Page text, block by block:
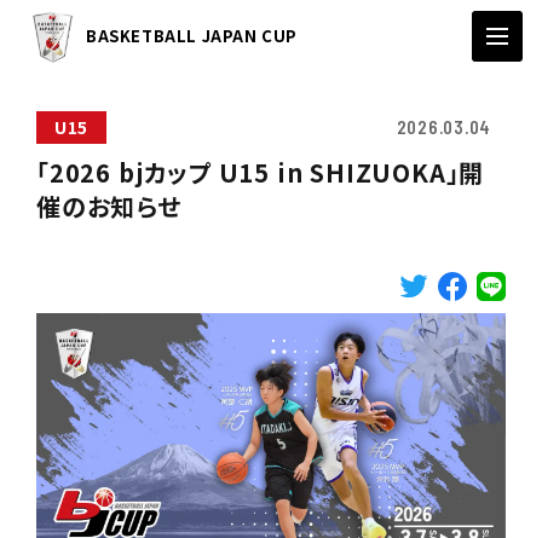
BASKETBALL JAPAN CUP
U15 2026.03.04
「2026 bjカップ U15 in SHIZUOKA」開
催のお知らせ